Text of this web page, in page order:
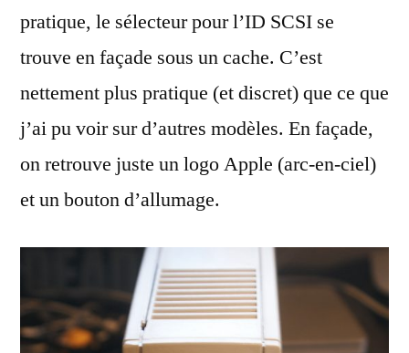
pratique, le sélecteur pour l’ID SCSI se
trouve en façade sous un cache. C’est
nettement plus pratique (et discret) que ce que
j’ai pu voir sur d’autres modèles. En façade,
on retrouve juste un logo Apple (arc-en-ciel)
et un bouton d’allumage.